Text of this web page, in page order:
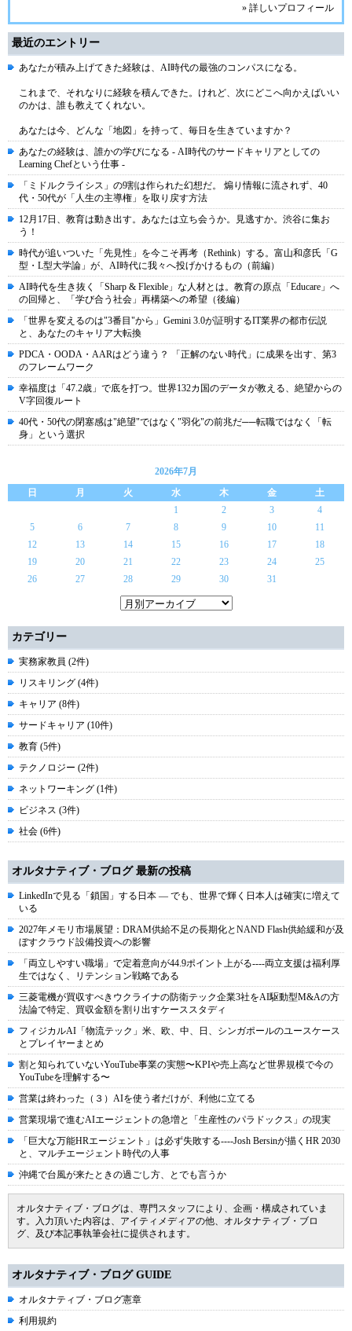
» 詳しいプロフィール
最近のエントリー
あなたが積み上げてきた経験は、AI時代の最強のコンパスになる。
これまで、それなりに経験を積んできた。けれど、次にどこへ向かえばいい
のかは、誰も教えてくれない。
あなたは今、どんな「地図」を持って、毎日を生きていますか？
あなたの経験は、誰かの学びになる - AI時代のサードキャリアとしての
Learning Chefという仕事 -
「ミドルクライシス」の9割は作られた幻想だ。 煽り情報に流されず、40
代・50代が「人生の主導権」を取り戻す方法
12月17日、教育は動き出す。あなたは立ち会うか。見逃すか。渋谷に集お
う！
時代が追いついた「先見性」を今こそ再考（Rethink）する。富山和彦氏「G
型・L型大学論」が、AI時代に我々へ投げかけるもの（前編）
AI時代を生き抜く「Sharp & Flexible」な人材とは。教育の原点「Educare」へ
の回帰と、「学び合う社会」再構築への希望（後編）
「世界を変えるのは"3番目"から」Gemini 3.0が証明するIT業界の都市伝説
と、あなたのキャリア大転換
PDCA・OODA・AARはどう違う？ 「正解のない時代」に成果を出す、第3
のフレームワーク
幸福度は「47.2歳」で底を打つ。世界132カ国のデータが教える、絶望からの
V字回復ルート
40代・50代の閉塞感は"絶望"ではなく"羽化"の前兆だ──転職ではなく「転
身」という選択
2026年7月
日
月 火 水 木 金
土
1
2 3
4
5
6 7 8 9 10
11
12
13 14 15 16 17
18
19
20 21 22 23 24
25
26
27 28 29 30 31
カテゴリー
実務家教員 (2件)
リスキリング (4件)
キャリア (8件)
サードキャリア (10件)
教育 (5件)
テクノロジー (2件)
ネットワーキング (1件)
ビジネス (3件)
社会 (6件)
オルタナティブ・ブログ 最新の投稿
LinkedInで見る「鎖国」する日本 ― でも、世界で輝く日本人は確実に増えて
いる
2027年メモリ市場展望：DRAM供給不足の長期化とNAND Flash供給緩和が及
ぼすクラウド設備投資への影響
「両立しやすい職場」で定着意向が44.9ポイント上がる----両立支援は福利厚
生ではなく、リテンション戦略である
三菱電機が買収すべきウクライナの防衛テック企業3社をAI駆動型M&Aの方
法論で特定、買収金額を割り出すケーススタディ
フィジカルAI「物流テック」米、欧、中、日、シンガポールのユースケース
とプレイヤーまとめ
割と知られていないYouTube事業の実態〜KPIや売上高など世界規模で今の
YouTubeを理解する〜
営業は終わった（３）AIを使う者だけが、利他に立てる
営業現場で進むAIエージェントの急増と「生産性のパラドックス」の現実
「巨大な万能HRエージェント」は必ず失敗する----Josh Bersinが描くHR 2030
と、マルチエージェント時代の人事
沖縄で台風が来たときの過ごし方、とでも言うか
オルタナティブ・ブログは、専門スタッフにより、企画・構成されていま
す。入力頂いた内容は、アイティメディアの他、オルタナティブ・ブロ
グ、及び本記事執筆会社に提供されます。
オルタナティブ・ブログ GUIDE
オルタナティブ・ブログ憲章
利用規約